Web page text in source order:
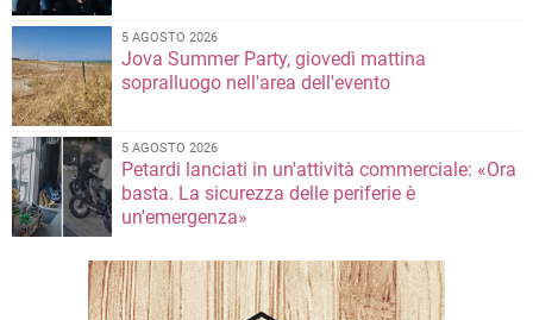
5 AGOSTO 2026
Jova Summer Party, giovedì mattina
sopralluogo nell'area dell'evento
5 AGOSTO 2026
Petardi lanciati in un'attività commerciale: «Ora
basta. La sicurezza delle periferie è
un'emergenza»